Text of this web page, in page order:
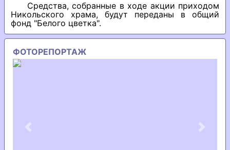
Средства, собранные в ходе акции приходом
Никольского храма, будут переданы в общий
фонд "Белого цветка".
ФОТОРЕПОРТАЖ
Previous Next